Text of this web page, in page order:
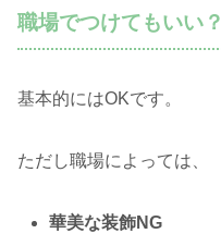
職場でつけてもいい？
基本的にはOKです。
ただし職場によっては、
華美な装飾NG